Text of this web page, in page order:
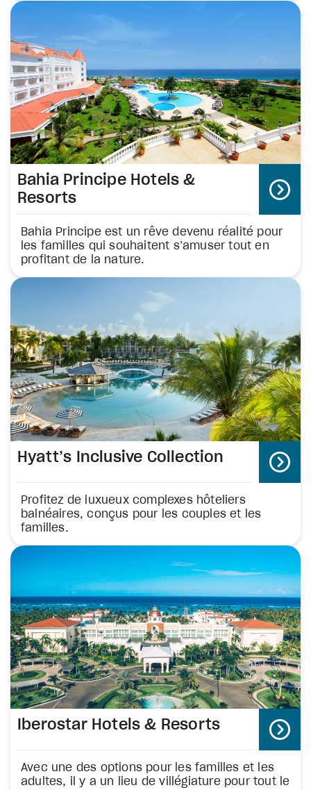
Bahia Principe Hotels &
Resorts
Bahia Principe est un rêve devenu réalité pour
les familles qui souhaitent s’amuser tout en
profitant de la nature.
Hyatt’s Inclusive Collection
Profitez de luxueux complexes hôteliers
balnéaires, conçus pour les couples et les
familles.
Iberostar Hotels & Resorts
Avec une des options pour les familles et les
adultes, il y a un lieu de villégiature pour tout le